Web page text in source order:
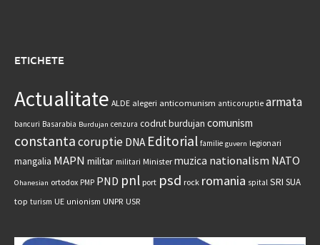
ETICHETE
Actualitate ALDE alegeri anticomunism anticoruptie armata
bancuri Basarabia Burdujan cenzura codrut burdujan comunism
constantacoruptie DNA Editorial familie guvern legionari
mangalia MAPN militar militari Minister muzica nationalism NATO
Ohanesian ortodox PMP PND pnl port psd rock romania spital SRI SUA
top turism UE unionism UNPR USR